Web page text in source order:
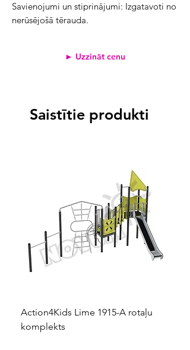
Savienojumi un stiprinājumi: Izgatavoti no
nerūsējošā tērauda.
► Uzzināt cenu
Saistītie produkti
Action4Kids Lime 1915-A rotaļu
komplekts